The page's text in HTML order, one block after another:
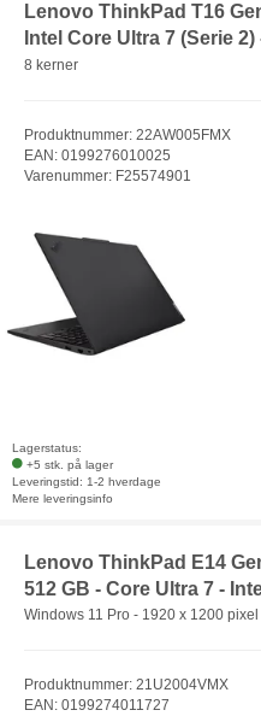
Lenovo ThinkPad T16
Intel Core Ultra 7 (Serie
8 kerner
Produktnummer: 22AW005FMX
EAN: 0199276010025
Varenummer: F25574901
Lagerstatus:
+5 stk. på lager
Leveringstid: 1-2 hverdage
Mere leveringsinfo
Lenovo ThinkPad E14
512 GB - Core Ultra 7 -
Windows 11 Pro - 1920 x 1200
Produktnummer: 21U2004VMX
EAN: 0199274011727